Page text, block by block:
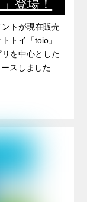
登場！
トが現在販売
トイ「toio」
を中心とした
スしました